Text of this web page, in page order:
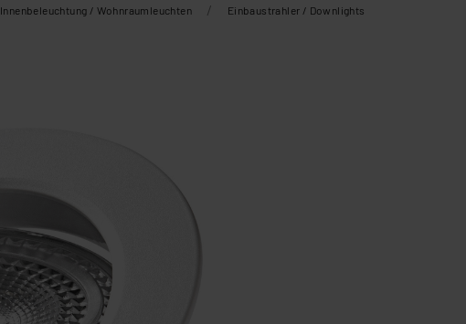
Innenbeleuchtung / Wohnraumleuchten / Einbaustrahler / Downlights